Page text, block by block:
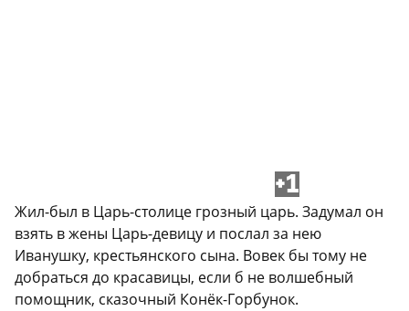
+1
Жил-был в Царь-столице грозный царь. Задумал он
взять в жены Царь-девицу и послал за нею
Иванушку, крестьянского сына. Вовек бы тому не
добраться до красавицы, если б не волшебный
помощник, сказочный Конёк-Горбунок.